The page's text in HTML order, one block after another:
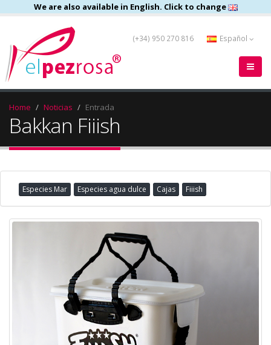
We are also available in English. Click to change
(+34) 950 270 816 Español
Home Noticias Entrada
Bakkan Fiiish
Especies Mar Especies agua dulce Cajas Fiiish